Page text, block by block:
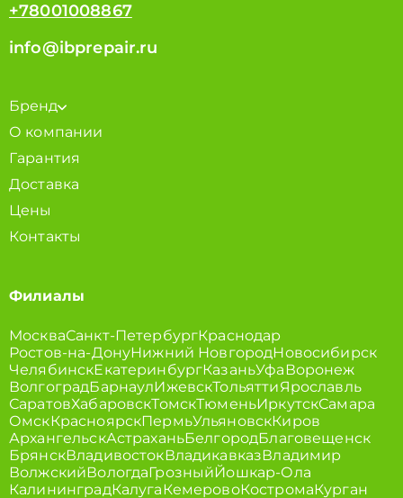
+78001008867
info@ibprepair.ru
Бренд
О компании
Гарантия
Доставка
Цены
Контакты
Филиалы
МоскваСанкт-ПетербургКраснодар
Ростов-на-ДонуНижний НовгородНовосибирск
ЧелябинскЕкатеринбургКазаньУфаВоронеж
ВолгоградБарнаулИжевскТольяттиЯрославль
СаратовХабаровскТомскТюменьИркутскСамара
ОмскКрасноярскПермьУльяновскКиров
АрхангельскАстраханьБелгородБлаговещенск
БрянскВладивостокВладикавказВладимир
ВолжскийВологдаГрозныйЙошкар-Ола
КалининградКалугаКемеровоКостромаКурган